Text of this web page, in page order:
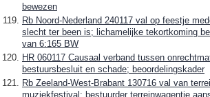
bewezen
Rb Noord-Nederland 240117 val op feestje
slecht ter been is; lichamelijke tekortkoming
van 6:165 BW
HR 060117 Causaal verband tussen
bestuursbesluit en schade; beoordelingskader
Rb Zeeland-West-Brabant 130716 val van
muziekfestival; bestuurder terreinwagentje